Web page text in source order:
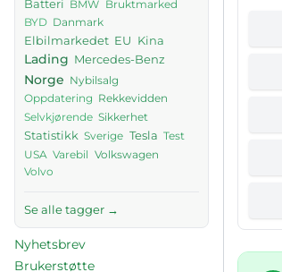
Batteri BMW Bruktmarked
BYD Danmark
Elbilmarkedet EU Kina
Lading Mercedes-Benz
Norge Nybilsalg
Oppdatering Rekkevidden
Selvkjørende Sikkerhet
Statistikk Sverige Tesla Test
USA Varebil Volkswagen
Volvo
Se alle tagger →
Nyhetsbrev
Brukerstøtte